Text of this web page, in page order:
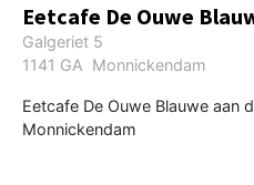
Eetcafe De Ouwe
Galgeriet 5
1141 GA Monnickendam
Eetcafe De Ouwe Blauwe aan
Monnickendam